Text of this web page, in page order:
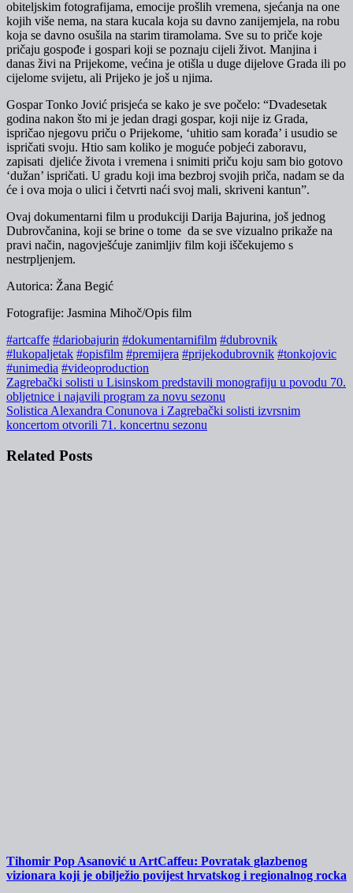
obiteljskim fotografijama, emocije prošlih vremena, sjećanja na one
kojih više nema, na stara kucala koja su davno zanijemjela, na robu
koja se davno osušila na starim tiramolama. Sve su to priče koje
pričaju gospođe i gospari koji se poznaju cijeli život. Manjina i
danas živi na Prijekome, većina je otišla u duge dijelove Grada ili po
cijelome svijetu, ali Prijeko je još u njima.
Gospar Tonko Jović prisjeća se kako je sve počelo: “Dvadesetak
godina nakon što mi je jedan dragi gospar, koji nije iz Grada,
ispričao njegovu priču o Prijekome, ‘uhitio sam korađa’ i usudio se
ispričati svoju. Htio sam koliko je moguće pobjeći zaboravu,
zapisati djeliće života i vremena i snimiti priču koju sam bio gotovo
‘dužan’ ispričati. U gradu koji ima bezbroj svojih priča, nadam se da
će i ova moja o ulici i četvrti naći svoj mali, skriveni kantun”.
Ovaj dokumentarni film u produkciji Darija Bajurina, još jednog
Dubrovčanina, koji se brine o tome da se sve vizualno prikaže na
pravi način, nagovješćuje zanimljiv film koji iščekujemo s
nestrpljenjem.
Autorica: Žana Begić
Fotografije: Jasmina Mihoč/Opis film
#artcaffe #dariobajurin #dokumentarnifilm #dubrovnik
#lukopaljetak #opisfilm #premijera #prijekodubrovnik #tonkojovic
#unimedia #videoproduction
Navigacija
objava
Zagrebački solisti u Lisinskom predstavili monografiju u povodu 70.
obljetnice i najavili program za novu sezonu
Solistica Alexandra Conunova i Zagrebački solisti izvrsnim
koncertom otvorili 71. koncertnu sezonu
Related Posts
Tihomir Pop Asanović u ArtCaffeu: Povratak glazbenog
vizionara koji je obilježio povijest hrvatskog i regionalnog rocka